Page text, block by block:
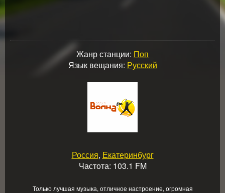
Жанр станции: Поп
Язык вещания: Русский
Россия, Екатеринбург
Частота: 103.1 FM
Только лучшая музыка, отличное настроение, огромная